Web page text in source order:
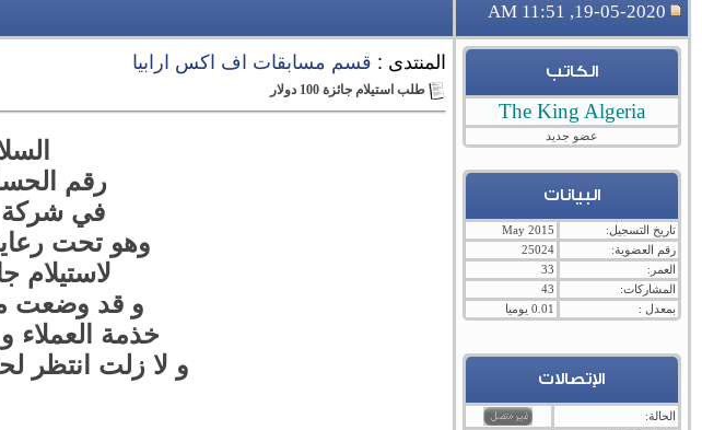
19-05-2020, 11:51 AM
الكاتب
The King Algeria
عضو جديد
البيانات
تاريخ التسجيل:
May 2015
رقم العضوية:
25024
العمر:
33
المشاركات:
43
بمعدل :
0.01 يوميا
الإتصالات
الحالة:
المنتدى : قسم مسابقات اف اكس ارابيا
طلب استيلام جائزة 100 دولار
رقم الحساب:
في
وهو تحت
لاستيلام جائزة
و قد وضعت
خذمة
و لا زلت انتظر